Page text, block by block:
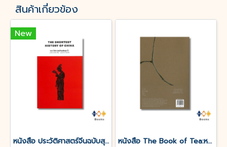
สินค้าเกี่ยวข้อง
New
หนังสือ ประวัติศาสตร์จีนฉบับสุดสั้น หนังสือ The Book of Tea:หนังสือแห่งชา